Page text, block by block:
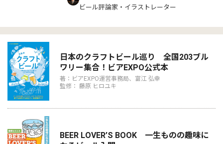
ビール評論家・イラストレーター
日本のクラフトビール巡り 全国203ブル
ワリー集合！ビアEXPO公式本
著：ビアEXPO運営事務局、富江 弘幸
監修： 藤原 ヒロユキ
BEER LOVER’S BOOK 一生ものの趣味に